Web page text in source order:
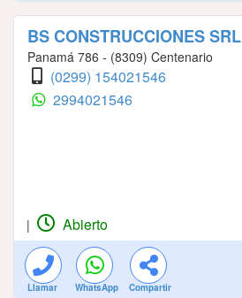
BS CONSTRUCCIONES SRL
Panamá 786 - (8309) Centenario
(0299) 154021546
2994021546
| Abierto
Llamar WhatsApp Compartir